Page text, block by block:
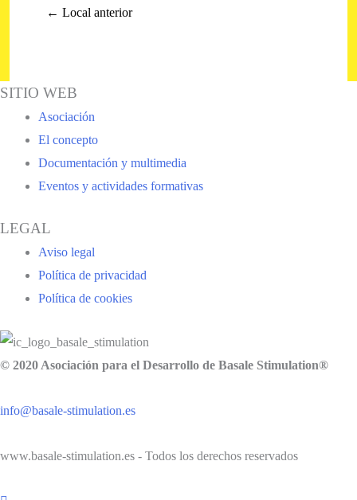
← Local anterior
SITIO WEB
Asociación
El concepto
Documentación y multimedia
Eventos y actividades formativas
LEGAL
Aviso legal
Política de privacidad
Política de cookies
© 2020 Asociación para el Desarrollo de Basale Stimulation®
info@basale-stimulation.es
www.basale-stimulation.es - Todos los derechos reservados